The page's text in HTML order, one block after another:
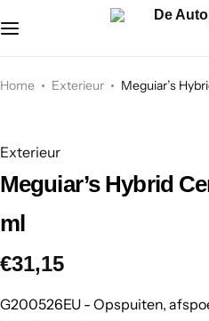
Home Exterieur Meguiar’s
Exterieur
Meguiar’s Hybrid
ml
€31,15
G200526EU - Opspuiten,
Exterieur